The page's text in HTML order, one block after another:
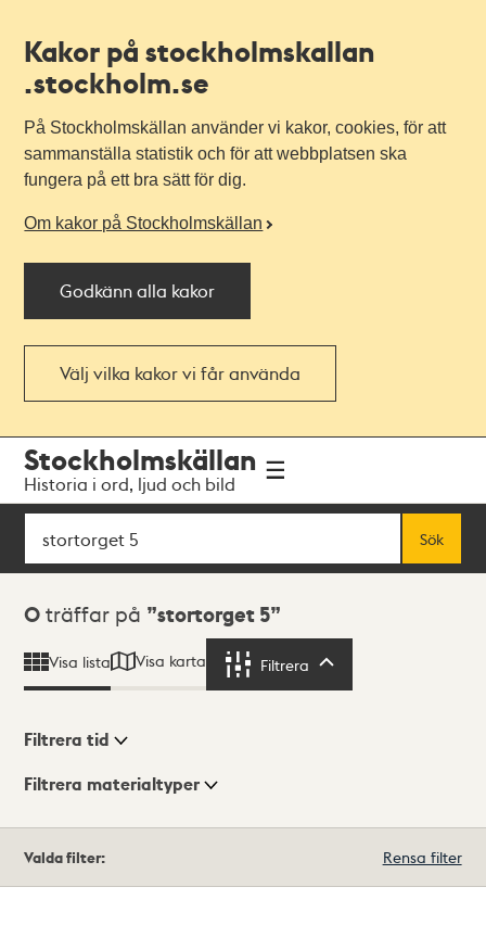
Kakor på stockholmskallan
.stockholm.se
På Stockholmskällan använder vi kakor, cookies, för att
sammanställa statistik och för att webbplatsen ska
fungera på ett bra sätt för dig.
Om kakor på Stockholmskällan
Godkänn alla kakor
Välj vilka kakor vi får använda
navigationen
huvudinnehållet
Stockholmskällan
Historia i ord, ljud och bild
Sök
Sök
Sökresultat
0 träffar på stortorget 5
Visa lista Visa karta Filtrera
Visningsläge
Filtrera tid
Filtrera materialtyper
träffar
Valda filter: Rensa filter